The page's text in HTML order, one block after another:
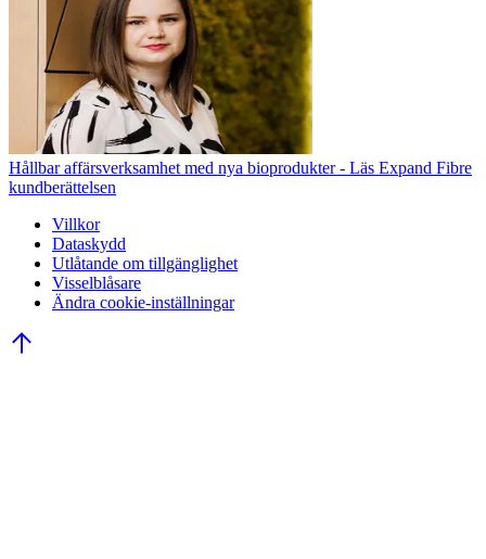
Hållbar affärsverksamhet med nya bioprodukter - Läs Expand Fibre
kundberättelsen
Villkor
Dataskydd
Utlåtande om tillgänglighet
Visselblåsare
Ändra cookie-inställningar